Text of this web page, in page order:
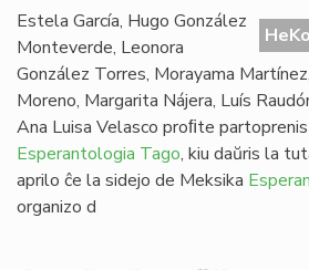
Estela García, Hugo González
Monteverde, Leonora
González Torres, Morayama
Moreno, Margarita Nájera, Luís
Ana Luisa Velasco proﬁte
Esperantologia Tago, kiu daŭris la
aprilo ĉe la sidejo de Meksika
organizo d